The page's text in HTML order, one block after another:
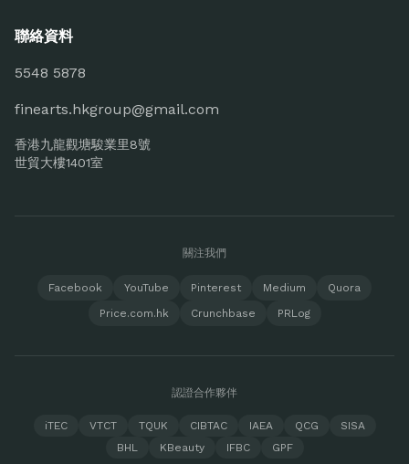
聯絡資料
5548 5878
finearts.hkgroup@gmail.com
香港九龍觀塘駿業里8號
世貿大樓1401室
關注我們
Facebook YouTube Pinterest Medium
Quora
Price.com.hk
Crunchbase PRLog
認證合作夥伴
iTEC VTCT TQUK CIBTAC IAEA QCG
SISA
BHL
KBeauty IFBC GPF